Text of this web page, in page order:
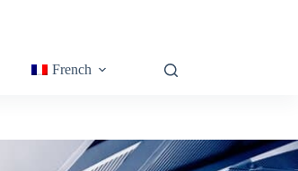
French